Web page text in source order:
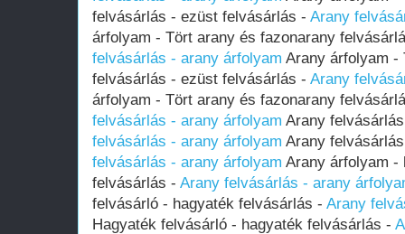
felvásárlás - ezüst felvásárlás - Arany
árfolyam - Tört arany és fazonarany
felvásárlás - arany árfolyam Arany árfolyam -
felvásárlás - ezüst felvásárlás - Arany
árfolyam - Tört arany és fazonarany
felvásárlás - arany árfolyam Arany
felvásárlás - arany árfolyam Arany
felvásárlás - arany árfolyam Arany árfolyam -
felvásárlás - Arany felvásárlás - arany
felvásárló - hagyaték felvásárlás - Arany
Hagyaték felvásárló - hagyaték felvásárlás -